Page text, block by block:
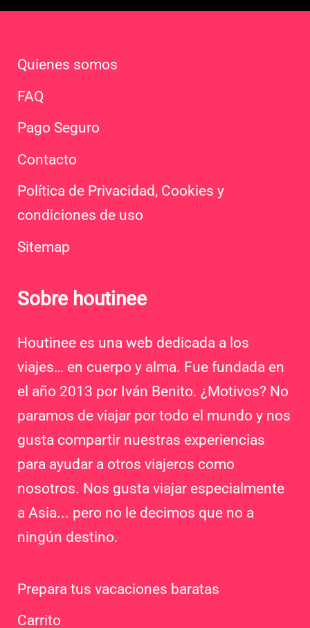
Quienes somos
FAQ
Pago Seguro
Contacto
Política de Privacidad, Cookies y
condiciones de uso
Sitemap
Sobre houtinee
Houtinee es una web dedicada a los
viajes… en cuerpo y alma. Fue fundada en
el año 2013 por Iván Benito. ¿Motivos? No
paramos de viajar por todo el mundo y nos
gusta compartir nuestras experiencias
para ayudar a otros viajeros como
nosotros. Nos gusta viajar especialmente
a Asia... pero no le decimos que no a
ningún destino.
Prepara tus vacaciones baratas
Carrito